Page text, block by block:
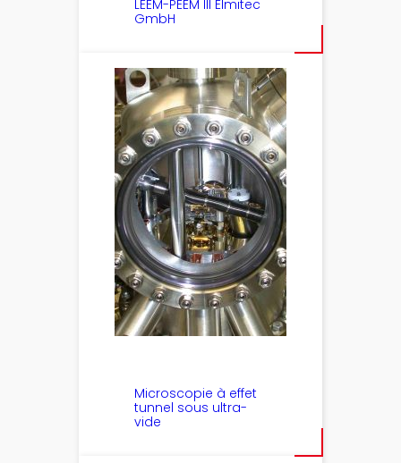
LEEM-PEEM III Elmitec
GmbH
Microscopie à effet
tunnel sous ultra-
vide